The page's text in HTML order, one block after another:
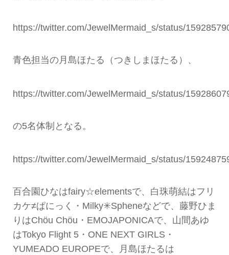
https://twitter.com/JewelMermaid_s/status/
青色担当の月島ほたる（つきしまほたる）、
https://twitter.com/JewelMermaid_s/status/
の5名体制となる。
https://twitter.com/JewelMermaid_s/status/
百合園ひなはfairy☆elementsで、白珠萌結はフリ
カケ≠ぱにっく・Milky✳︎Spheneなどで、藤野ひま
りはChöu Chöu・EMOJAPONICAで、山間あゆ
はTokyo Flight 5・ONE NEXT GIRLS・
YUMEADO EUROPEで、月島ほたるは